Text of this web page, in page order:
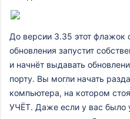
До версии 3.35 этот флажок
обновления запустит
и начнёт выдавать
порту. Вы могли начать
компьютера, на котором
УЧЁТ. Даже если у вас было